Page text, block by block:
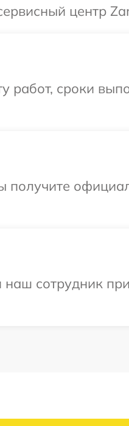
центр
работ, сроки
получите
сотрудник